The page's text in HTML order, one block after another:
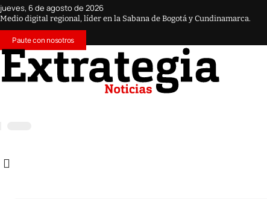
jueves, 6 de agosto de 2026
Medio digital regional, líder en la Sabana de Bogotá y Cundinamarca.
Paute con nosotros